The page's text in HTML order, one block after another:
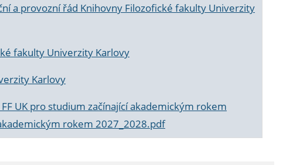
a provozní řád Knihovny Filozofické fakulty Univerzity
fakulty Univerzity Karlovy
Karlovy
UK pro studium začínající akademickým rokem
rokem 2027_2028.pdf